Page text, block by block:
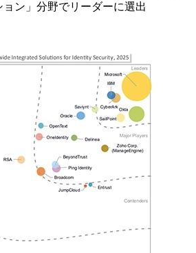
ン」分野でリーダーに選出